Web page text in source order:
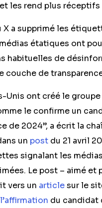
les rend plus réceptifs
X a supprimé les
médias étatiques ont
habituelles de
couche de
Unis ont créé le
le confirme un
de 2024”, a écrit la
un post du 21 avril
signalant les
Le post – aimé et
vers un articlesur le
l’affirmation du candidat